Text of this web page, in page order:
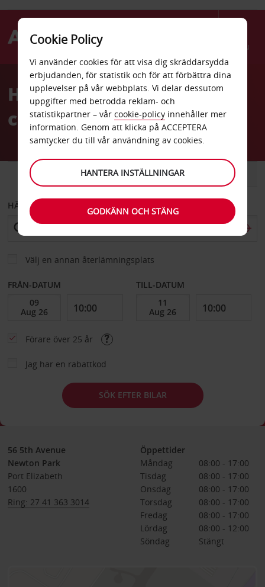
Menu
AvisHyrbil Port Elizabeth
centrum
SKÅPBIL
HÄMTA FRÅN
Välj en annan återlämningsplats
FRÅN-DATUM TILL-DATUM
Förare över 25 år
Jag har en rabattkod
SÖK EFTER BILAR
56 5th Avenue
Newton Park
Port Elizabeth
1600
Ring: 27 41 363 3014
Öppettider
Måndag
08:00 - 17:00
Tisdag
08:00 - 17:00
Onsdag
08:00 - 17:00
Torsdag
08:00 - 17:00
Fredag
08:00 - 17:00
Lördag
08:00 - 12:00
Söndag
Stängt
Cookie Policy
Vi använder cookies för att visa dig skräddarsydda
erbjudanden, för statistik och för att förbättra dina
upplevelser på vår webbplats. Vi delar dessutom
uppgifter med betrodda reklam- och
statistikpartner – vår cookie-policy innehåller mer
information. Genom att klicka på ACCEPTERA
samtycker du till vår användning av cookies.
HANTERA INSTÄLLNINGAR
GODKÄNN OCH STÄNG